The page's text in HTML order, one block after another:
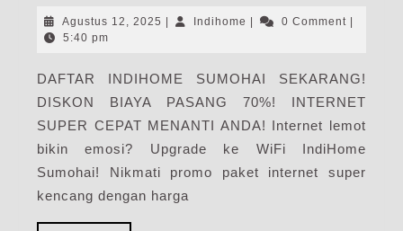
|
Pasang
WiFi
IndiHome
Terbaru
Agustus 12, 2025 Agustus
| Indihome Indihome
| 0 Comment |
5:40 pm
DAFTAR INDIHOME SUMOHAI SEKARANG!
DISKON BIAYA PASANG 70%! INTERNET
SUPER CEPAT MENANTI ANDA! Internet lemot
bikin emosi? Upgrade ke WiFi IndiHome
Sumohai! Nikmati promo paket internet super
kencang dengan harga